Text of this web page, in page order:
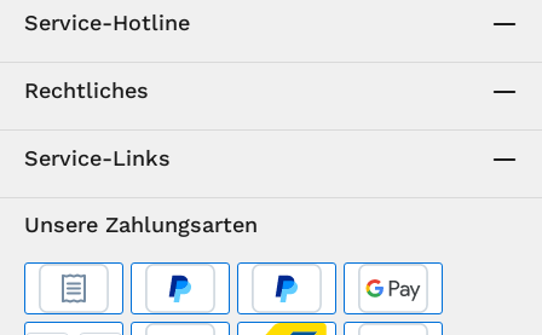
Service-Hotline
Rechtliches
Service-Links
Unsere Zahlungsarten